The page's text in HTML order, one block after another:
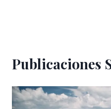
Publicaciones